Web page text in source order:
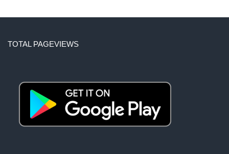
TOTAL PAGEVIEWS